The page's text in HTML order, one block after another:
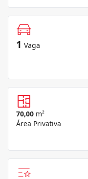
1 Vaga
70,00 m²
Área Privativa